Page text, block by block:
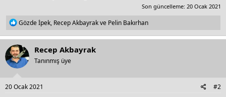
Son güncelleme: 20 Ocak 2021
R
a
c
t
i
o
s
Gözde İpek, Recep Akbayrakve Pelin Bakırhan
Recep Akbayrak
Tanınmış üye
20 Ocak 2021 #2